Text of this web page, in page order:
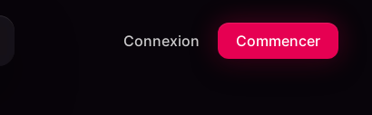
Connexion Commencer